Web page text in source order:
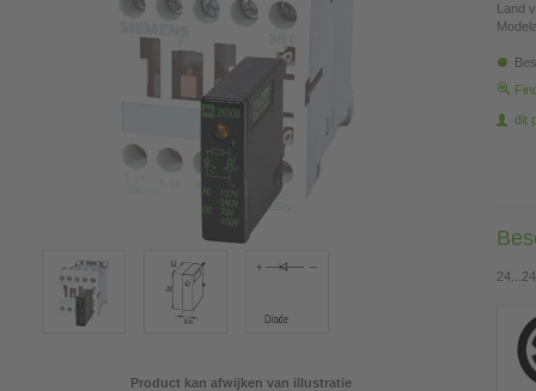
Product kan afwijken van illustratie
Land
dit